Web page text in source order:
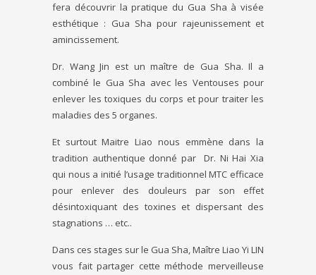
fera découvrir la pratique du Gua Sha à visée
esthétique : Gua Sha pour rajeunissement et
amincissement.
Dr. Wang Jin est un maître de Gua Sha. Il a
combiné le Gua Sha avec les Ventouses pour
enlever les toxiques du corps et pour traiter les
maladies des 5 organes.
Et surtout Maitre Liao nous emmène dans la
tradition authentique donné par Dr. Ni Hai Xia
qui nous a initié l’usage traditionnel MTC efficace
pour enlever des douleurs par son effet
désintoxiquant des toxines et dispersant des
stagnations … etc..
Dans ces stages sur le Gua Sha, Maître Liao Yi LIN
vous fait partager cette méthode merveilleuse